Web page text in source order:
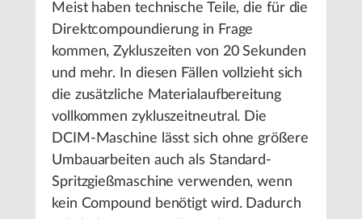
Meist haben technische Teile, die für die
Direktcompoundierung in Frage
kommen, Zykluszeiten von 20 Sekunden
und mehr. In diesen Fällen vollzieht sich
die zusätzliche Materialaufbereitung
vollkommen zykluszeitneutral. Die
DCIM-Maschine lässt sich ohne größere
Umbauarbeiten auch als Standard-
Spritzgießmaschine verwenden, wenn
kein Compound benötigt wird. Dadurch